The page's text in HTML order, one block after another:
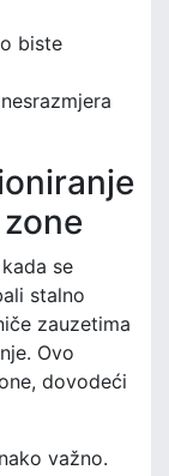
biste
se
stalno
zauzetima
Ovo
dovodeći
važno.